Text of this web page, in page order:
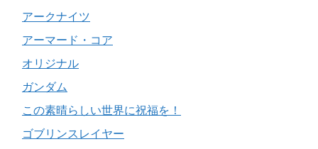
アークナイツ
アーマード・コア
オリジナル
ガンダム
この素晴らしい世界に祝福を！
ゴブリンスレイヤー